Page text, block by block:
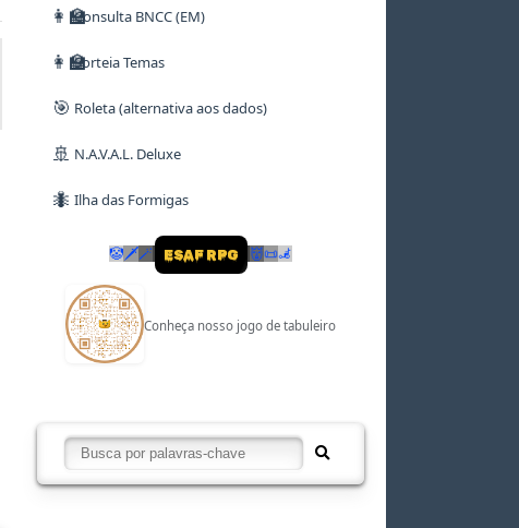
👩‍🏫Consulta BNCC (EM)
👩‍🏫Sorteia Temas
🎯 Roleta (alternativa aos dados)
🚢 N.A.V.A.L. Deluxe
🐜 Ilha das Formigas
🤡🗡🪄 ESAF RPG 👹📜🦼
Conheça nosso jogo de tabuleiro